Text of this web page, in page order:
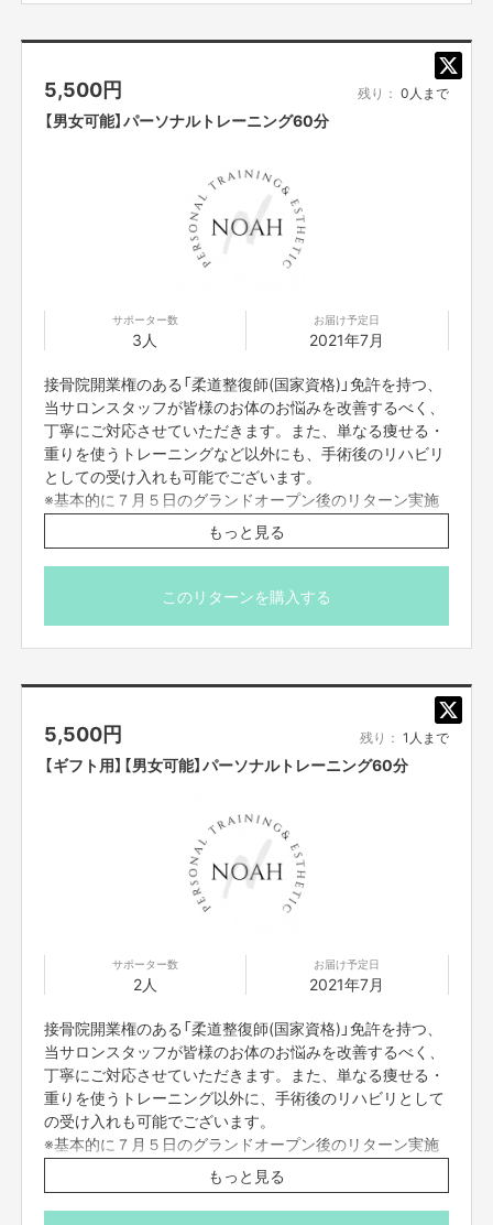
※店舗住所は東京都練馬区中村北3-21-7 サンユー中村ビル４階となりま
※中村橋駅と店舗の間に設置予定でございます。
そんな僕と地元である「練馬」、なによりもキングコングさんの活動をご一
緒に支援していただける方がいらっしゃいましたら、応援のほどよろしくお
願いいたします。
【販売責任者】
下山大輔
【所在地】
お取引において開示要求があった場合速やかにお答えさせて頂きます。
5,500円 残り： 0人まで
【男女可能】パーソナルトレーニング60分
サポーター数
3人
お届け予定日
2021年7月
接骨院開業権のある「柔道整復師(国家資格)」免許を持つ、
当サロンスタッフが皆様のお体のお悩みを改善するべく、
丁寧にご対応させていただきます。また、単なる痩せる・
重りを使うトレーニングなど以外にも、手術後のリハビリ
としての受け入れも可能でございます。
※基本的に７月５日のグランドオープン後のリターン実施
となりますが、クラファン終了時、パーソナルトレーニン
グブースは８割方完成しておりますので、少々散らかって
いてよければすぐにご予約いただくことが可能でございま
もっと見る
このリターンを購入する
5,500円 残り： 1人まで
【ギフト用】【男女可能】パーソナルトレーニング60分
サポーター数
2人
お届け予定日
2021年7月
接骨院開業権のある「柔道整復師(国家資格)」免許を持つ、
当サロンスタッフが皆様のお体のお悩みを改善するべく、
丁寧にご対応させていただきます。また、単なる痩せる・
重りを使うトレーニング以外に、手術後のリハビリとして
の受け入れも可能でございます。
※基本的に７月５日のグランドオープン後のリターン実施
となりますが、クラファン終了時、パーソナルトレーニン
グブースは８割方完成しておりますので、少々散らかって
いてよければすぐにご予約いただくことが可能でございま
もっと見る